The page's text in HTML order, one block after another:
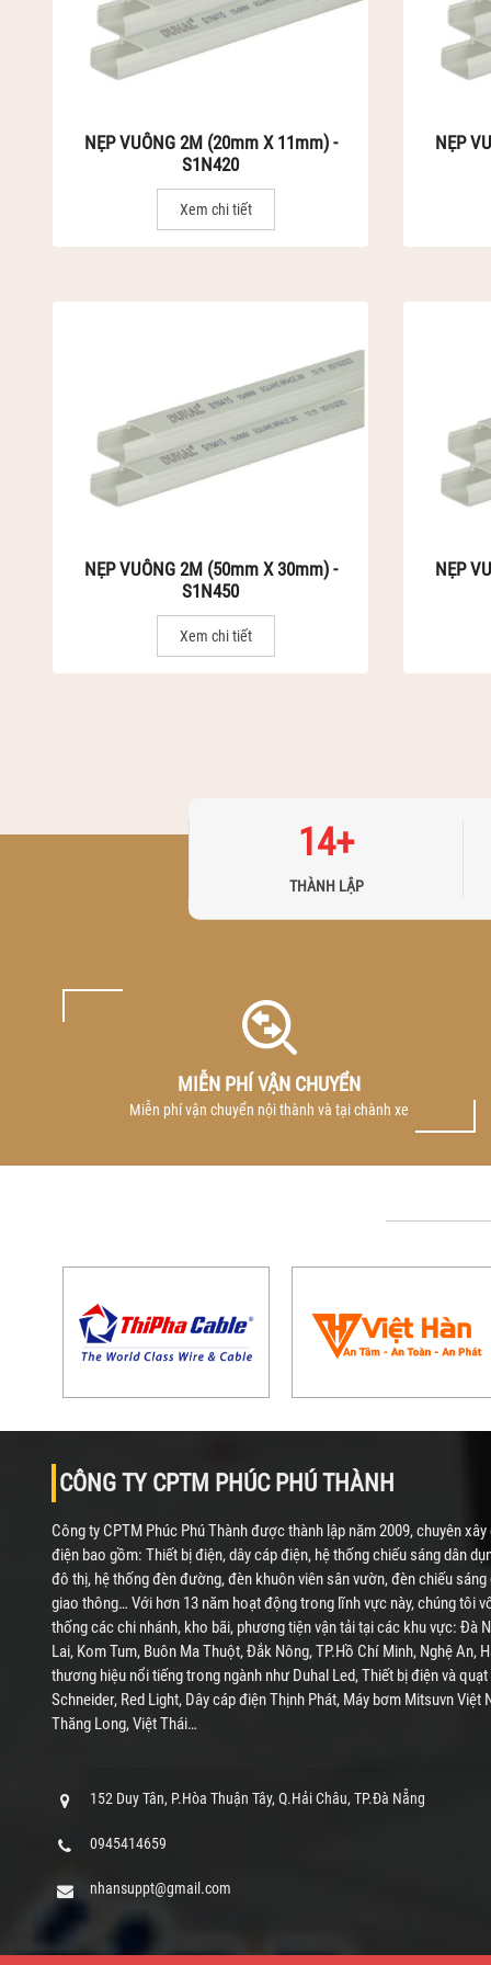
NẸP VUÔNG 2M (20mm X 11mm) -
S1N420
Xem chi tiết
NẸP
NẸP VUÔNG 2M (50mm X 30mm) -
S1N450
Xem chi tiết
NẸP
14+
THÀNH LẬP
MIỄN PHÍ VẬN CHUYỂN
Miễn phí vận chuyển nội thành và tại chành xe
CÔNG TY CPTM PHÚC PHÚ THÀNH
Công ty CPTM Phúc Phú Thành được thành lập năm 2009, chuyên
điện bao gồm: Thiết bị điện, dây cáp điện, hệ thống chiếu sáng dân
đô thị, hệ thống đèn đường, đèn khuôn viên sân vườn, đèn chiếu
giao thông… Với hơn 13 năm hoạt động trong lĩnh vực này, chúng tôi
thống các chi nhánh, kho bãi, phương tiện vận tải tại các khu vực: Đà
Lai, Kom Tum, Buôn Ma Thuột, Đắk Nông, TP.Hồ Chí Minh, Nghệ An,
thương hiệu nổi tiếng trong ngành như Duhal Led, Thiết bị điện và
Schneider, Red Light, Dây cáp điện Thịnh Phát, Máy bơm Mitsuvn Việt
Thăng Long, Việt Thái…
152 Duy Tân, P.Hòa Thuận Tây, Q.Hải Châu, TP.Đà Nẵng
0945414659
nhansuppt@gmail.com